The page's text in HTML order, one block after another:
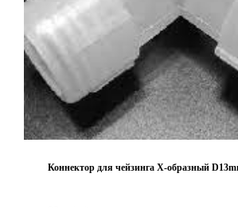
Коннектор для чейзинга X-образный